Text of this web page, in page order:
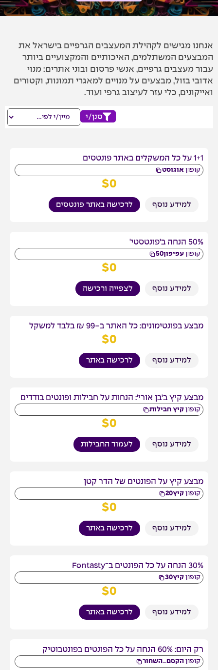
אנחנו מגישים לקהילת המעצבים הגרפיים בישראל את
המבצעים המשתלמים, האיכותיים והמקצועיים ביותר
עבור מעצבים גרפיים, אנשי פרסום ובוני אתרים: מנוי
אדובי בזול, מבצעים על מנויים למאגרי תמונות, וקטורים
ואייקונים, כלי עזר לעיצוב גרפי ועוד.
סנן/י
1+1 על כל המשקלים באתר פונטסים
קופון אוגוסט
$0
למידע נוסף לרכישה באתר פונטסים
50% הנחה ב'פונטסטי'
קופון עפיפון50
$0
למידע נוסף לצפייה ורכישה
מבצע בפונטימונים: כל האתר ב-99 ₪ בלבד למשקל
$0
למידע נוסף לרכישה באתר
מבצע קיץ ב'בן אורי': הנחות על חבילות ופונטים בודדים
קופון קיץ חבילות
$0
למידע נוסף לעמוד החבילות
מבצע קיץ על הפונטים של הדר קטן
קופון קיץ20
$0
למידע נוסף לרכישה באתר
30% הנחה על כל הפונטים ב־Fontasty
קופון קיץ30
$0
למידע נוסף לרכישה באתר
רק היום: 60% הנחה על כל הפונטים בפונטבוטיק
קופון הקסם_השחור